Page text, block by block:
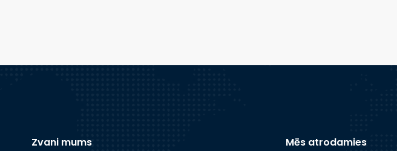
Zvani mums Mēs atrodamies